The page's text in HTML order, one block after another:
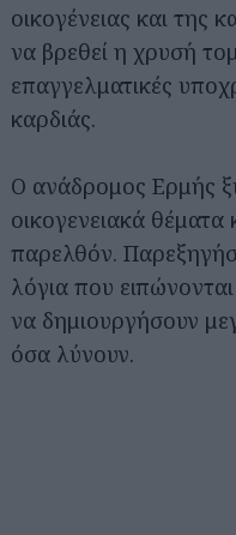
οικογένειας και της
να βρεθεί η χρυσή
επαγγελματικές
καρδιάς.
Ο ανάδρομος Ερμής
οικογενειακά
παρελθόν.
λόγια που
να δημιουργήσουν
όσα λύνουν.